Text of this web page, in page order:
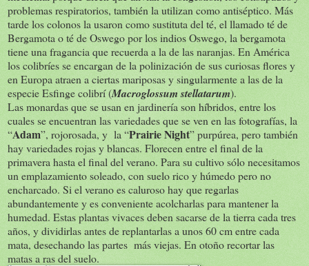
problemas respiratorios, también la utilizan como antiséptico. Más
tarde los colonos la usaron como sustituta del té, el llamado té de
Bergamota o té de Oswego por los indios Oswego, la bergamota
tiene una fragancia que recuerda a la de las naranjas. En América
los colibríes se encargan de la polinización de sus curiosas flores y
en Europa atraen a ciertas mariposas y singularmente a las de la
especie Esfinge colibrí (Macroglossum stellatarum).
Las monardas que se usan en jardinería son híbridos, entre los
cuales se encuentran las variedades que se ven en las fotografías, la
“Adam”, rojorosada, y la “Prairie Night” purpúrea, pero también
hay variedades rojas y blancas. Florecen entre el final de la
primavera hasta el final del verano. Para su cultivo sólo necesitamos
un emplazamiento soleado, con suelo rico y húmedo pero no
encharcado. Si el verano es caluroso hay que regarlas
abundantemente y es conveniente acolcharlas para mantener la
humedad. Estas plantas vivaces deben sacarse de la tierra cada tres
años, y dividirlas antes de replantarlas a unos 60 cm entre cada
mata, desechando las partes más viejas. En otoño recortar las
matas a ras del suelo.